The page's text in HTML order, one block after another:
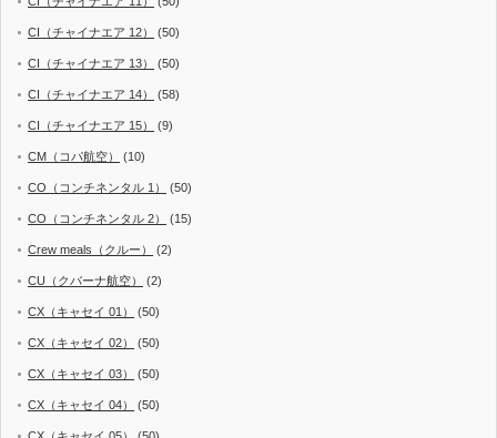
CI（チャイナエア 12） (50)
CI（チャイナエア 13） (50)
CI（チャイナエア 14） (58)
CI（チャイナエア 15） (9)
CM（コパ航空） (10)
CO（コンチネンタル 1） (50)
CO（コンチネンタル 2） (15)
Crew meals（クルー） (2)
CU（クバーナ航空） (2)
CX（キャセイ 01） (50)
CX（キャセイ 02） (50)
CX（キャセイ 03） (50)
CX（キャセイ 04） (50)